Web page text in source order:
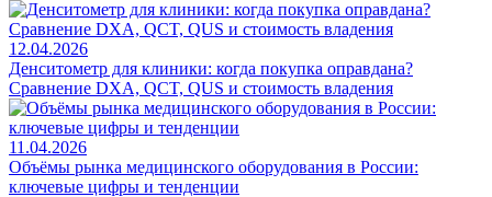
12.04.2026
Денситометр для клиники: когда покупка оправдана?
Сравнение DXA, QCT, QUS и стоимость владения
11.04.2026
Объёмы рынка медицинского оборудования в России:
ключевые цифры и тенденции